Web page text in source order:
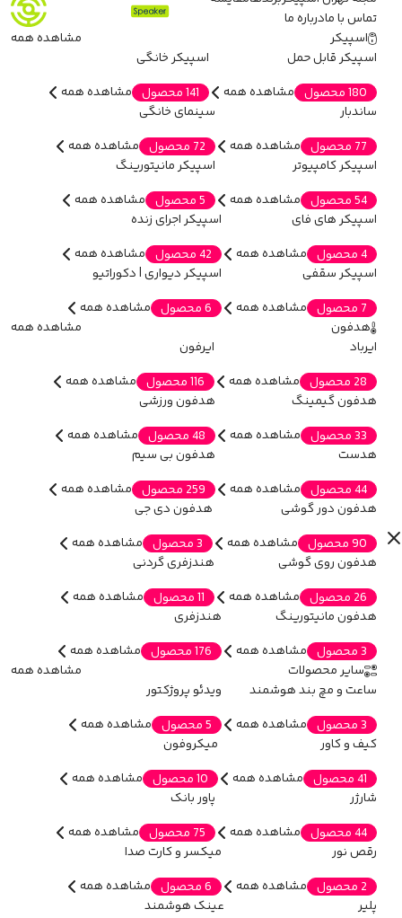
تماس با مادرباره ما
اسپیکر
مشاهده همه
اسپیکر قابل حمل
180 محصول
مشاهده همه
اسپیکر خانگی
141 محصول
مشاهده همه
ساندبار
77 محصول
مشاهده همه
سینمای خانگی
72 محصول
مشاهده همه
اسپیکر کامپیوتر
54 محصول
مشاهده همه
اسپیکر مانیتورینگ
5 محصول
مشاهده همه
اسپیکر های فای
4 محصول
مشاهده همه
اسپیکر اجرای زنده
42 محصول
مشاهده همه
اسپیکر سقفی
7 محصول
مشاهده همه
اسپیکر دیواری | دکوراتیو
6 محصول
مشاهده همه
هدفون
مشاهده همه
ایرباد
28 محصول
مشاهده همه
ایرفون
116 محصول
مشاهده همه
هدفون گیمینگ
33 محصول
مشاهده همه
هدفون ورزشی
48 محصول
مشاهده همه
هدست
44 محصول
مشاهده همه
هدفون بی سیم
259 محصول
مشاهده همه
هدفون دور گوشی
90 محصول
مشاهده همه
هدفون دی جی
3 محصول
مشاهده همه
هدفون روی گوشی
26 محصول
مشاهده همه
هندزفری گردنی
11 محصول
مشاهده همه
هدفون مانیتورینگ
3 محصول
مشاهده همه
هندزفری
176 محصول
مشاهده همه
سایر محصولات
مشاهده همه
ساعت و مچ بند هوشمند
3 محصول
مشاهده همه
ویدئو پروژکتور
5 محصول
مشاهده همه
کیف و کاور
41 محصول
مشاهده همه
میکروفون
10 محصول
مشاهده همه
شارژر
44 محصول
مشاهده همه
پاور بانک
75 محصول
مشاهده همه
رقص نور
2 محصول
مشاهده همه
میکسر و کارت صدا
6 محصول
مشاهده همه
پلیر
عینک هوشمند